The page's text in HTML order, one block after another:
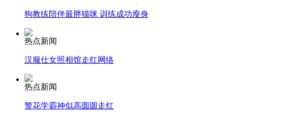
消防员救轻生者 花炮节热闹非凡
狗教练陪伴最胖猫咪 训练成功瘦身
热点新闻
汉服仕女照相馆走红网络
热点新闻
警花学霸神似高圆圆走红